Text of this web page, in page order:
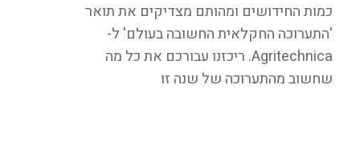
כמות החידושים ומהותם מצדיקים את תואר
'התערוכה החקלאית החשובה בעולם' ל-
Agritechnica. ריכזנו עבורכם את כל מה
שחשוב מהתערוכה של שנה זו